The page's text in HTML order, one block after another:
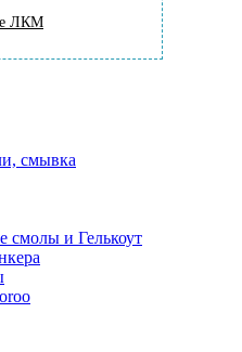
ЛКМ
смывка
и Гелькоут